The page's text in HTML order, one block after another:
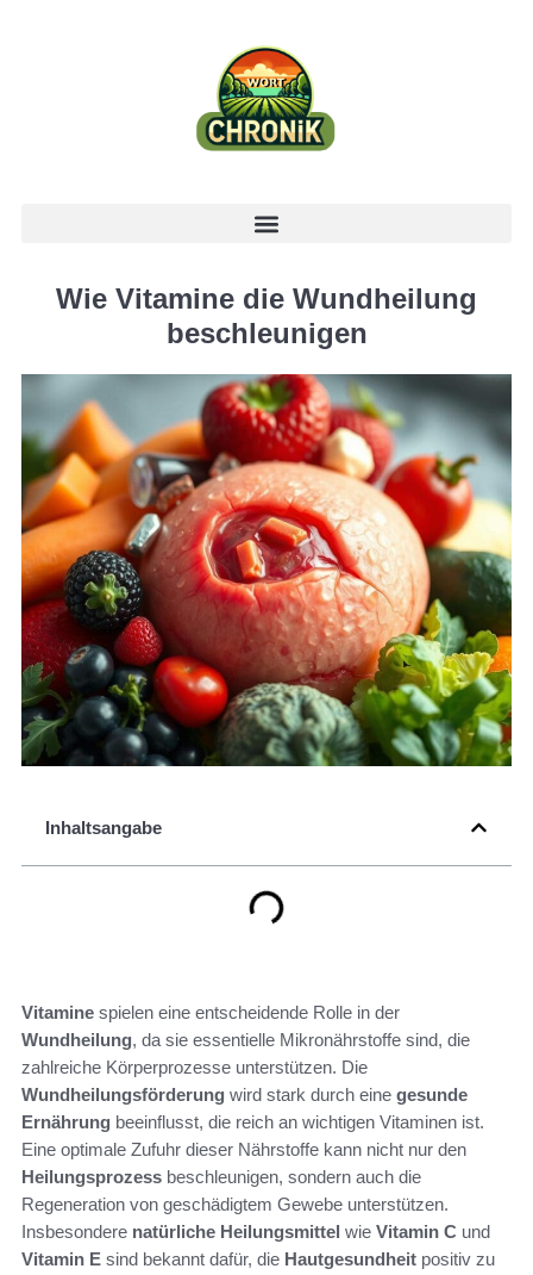
Wie Vitamine die Wundheilung
beschleunigen
Inhaltsangabe
Vitamine spielen eine entscheidende Rolle in der
Wundheilung, da sie essentielle Mikronährstoffe sind, die
zahlreiche Körperprozesse unterstützen. Die
Wundheilungsförderung wird stark durch eine gesunde
Ernährung beeinflusst, die reich an wichtigen Vitaminen ist.
Eine optimale Zufuhr dieser Nährstoffe kann nicht nur den
Heilungsprozess beschleunigen, sondern auch die
Regeneration von geschädigtem Gewebe unterstützen.
Insbesondere natürliche Heilungsmittel wie Vitamin C und
Vitamin E sind bekannt dafür, die Hautgesundheit positiv zu